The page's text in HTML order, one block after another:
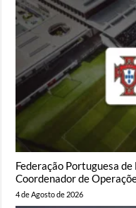
Federação Portuguesa
Coordenador de
4 de Agosto de 2026